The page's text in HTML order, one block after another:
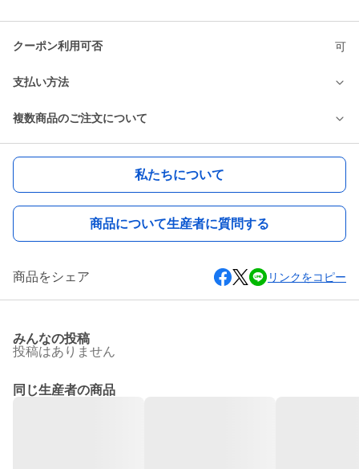
クーポン利用可否 可
支払い方法
複数商品のご注文について
私たちについて
商品について生産者に質問する
商品をシェア リンクをコピー
みんなの投稿
投稿はありません
同じ生産者の商品